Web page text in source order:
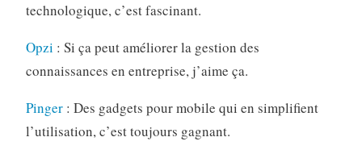
technologique, c’est fascinant.
Opzi : Si ça peut améliorer la gestion des
connaissances en entreprise, j’aime ça.
Pinger: Des gadgets pour mobile qui en simplifient
l’utilisation, c’est toujours gagnant.